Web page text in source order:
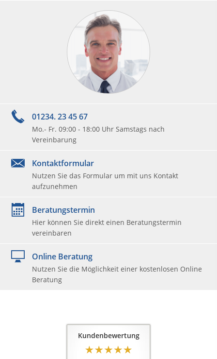
01234. 23 45 67
Mo.- Fr. 09:00 - 18:00 Uhr Samstags nach
Vereinbarung
 Kontaktformular
Nutzen Sie das Formular um mit uns Kontakt
aufzunehmen
Beratungstermin
Hier können Sie direkt einen Beratungstermin
vereinbaren
Online Beratung
Nutzen Sie die Möglichkeit einer kostenlosen Online
Beratung
Kundenbewertung